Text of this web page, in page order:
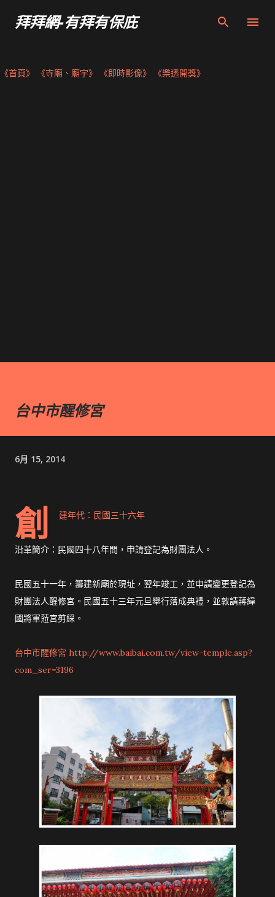
跳到主要內容
拜拜網-有拜有保庇
《首頁》 《寺廟、廟宇》 《即時影像》 《樂透開獎》
台中市醒修宮
6月 15, 2014
創 建年代：民國三十六年
沿革簡介：民國四十八年間，申請登記為財團法人。
民國五十一年，籌建新廟於現址，翌年竣工，並申請變更登記為
財團法人醒修宮。民國五十三年元旦舉行落成典禮，並敦請蔣緯
國將軍蒞宮剪綵。
台中市醒修宮 http://www.baibai.com.tw/view-temple.asp?
com_ser=3196